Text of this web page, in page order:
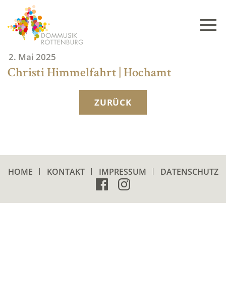
content
2. Mai 2025
Christi Himmelfahrt | Hochamt
ZURÜCK
HOME KONTAKT IMPRESSUM DATENSCHUTZ